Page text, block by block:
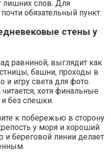
лишних слов. Для
обязательный пункт.
стены у
равниной, выглядит как
башни, проходы в
и игру света для фото.
хотя финальные
без спешки.
к побережью в сторону
у моря и хороший
и береговой линии делает